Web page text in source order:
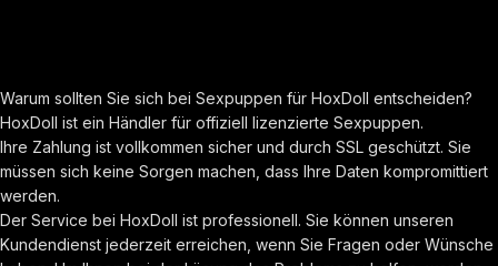
Warum sollten Sie sich bei Sexpuppen für HoxDoll entscheiden?
HoxDoll ist ein Händler für offiziell lizenzierte Sexpuppen.
Ihre Zahlung ist vollkommen sicher und durch SSL geschützt. Sie
müssen sich keine Sorgen machen, dass Ihre Daten kompromittiert
werden.
Der Service bei HoxDoll ist professionell. Sie können unseren
Kundendienst jederzeit erreichen, wenn Sie Fragen oder Wünsche